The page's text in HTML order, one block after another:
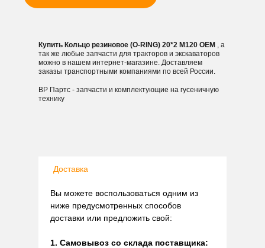
Купить Кольцо резиновое (O-RING) 20*2 M120 OEM , а
так же любые запчасти для тракторов и экскаваторов
можно в нашем интернет-магазине. Доставляем
заказы транспортными компаниями по всей России.
ВР Партс - запчасти и комплектующие на гусеничную
технику
Доставка
Вы можете воспользоваться одним из
ниже предусмотренных способов
доставки или предложить свой:
1. Самовывоз со склада поставщика: